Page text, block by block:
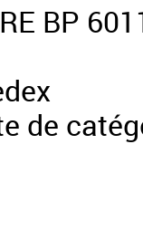
BP
de